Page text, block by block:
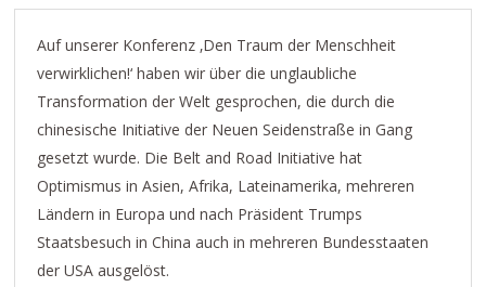
Auf unserer Konferenz ‚Den Traum der Menschheit
verwirklichen!‘ haben wir über die unglaubliche
Transformation der Welt gesprochen, die durch die
chinesische Initiative der Neuen Seidenstraße in Gang
gesetzt wurde. Die Belt and Road Initiative hat
Optimismus in Asien, Afrika, Lateinamerika, mehreren
Ländern in Europa und nach Präsident Trumps
Staatsbesuch in China auch in mehreren Bundesstaaten
der USA ausgelöst.